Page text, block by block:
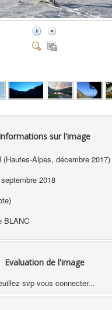
sur l'image
(Hautes-Alpes, décembre 2017)
2018
BLANC
Evaluation de l'image
svp vous connecter...